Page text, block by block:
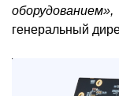
генеральный